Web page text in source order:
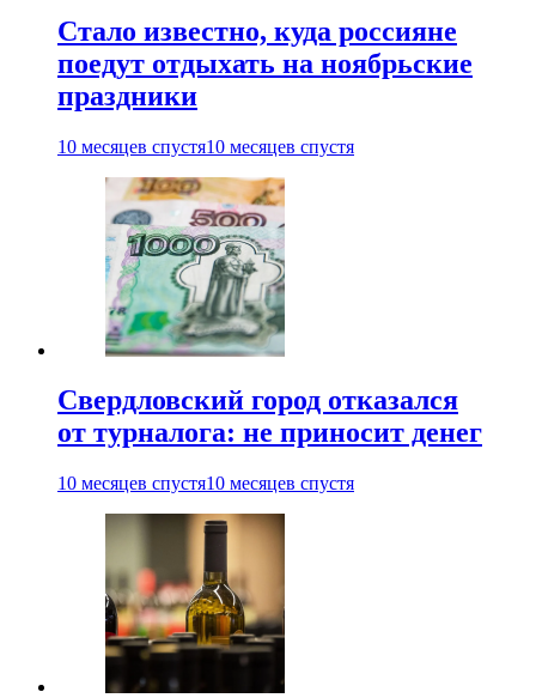
Стало известно, куда россияне
поедут отдыхать на ноябрьские
праздники
10 месяцев спустя10 месяцев спустя
Свердловский город отказался
от турналога: не приносит денег
10 месяцев спустя10 месяцев спустя